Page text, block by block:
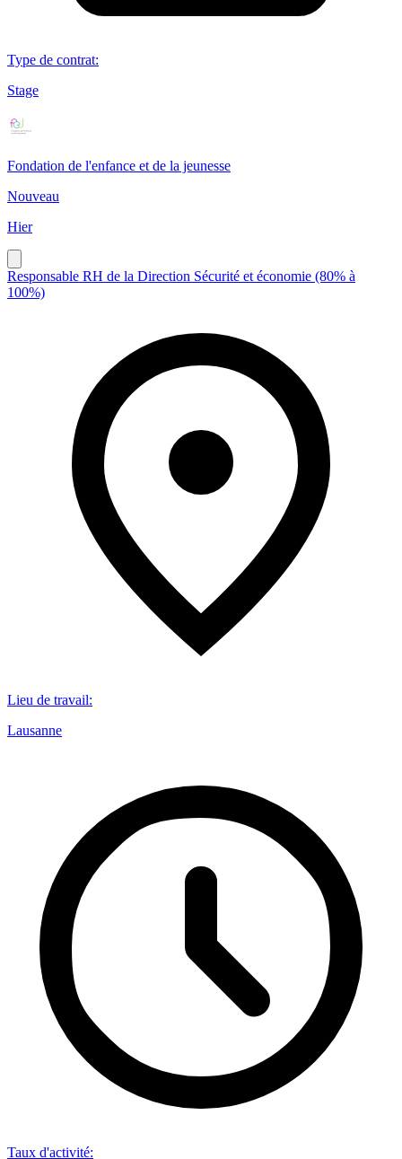
Type de contrat:
Stage
Fondation de l'enfance et de la jeunesse
Nouveau
Hier
Responsable RH de la Direction Sécurité et économie (80% à
100%)
Lieu de travail:
Lausanne
Taux d'activité: